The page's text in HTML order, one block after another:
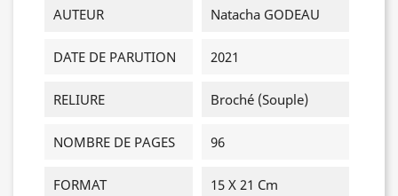
AUTEUR
Natacha GODEAU
DATE DE PARUTION 2021
RELIURE Broché (souple)
NOMBRE DE PAGES 96
FORMAT 15 X 21 Cm